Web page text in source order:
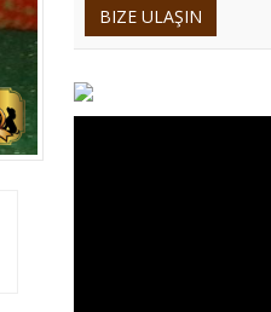
BIZE ULAŞIN